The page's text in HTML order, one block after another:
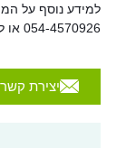
למידע נוסף על
054-4570926 או לשלוח הודעה באמצעות הכפתור להלן:
יצירת קשר